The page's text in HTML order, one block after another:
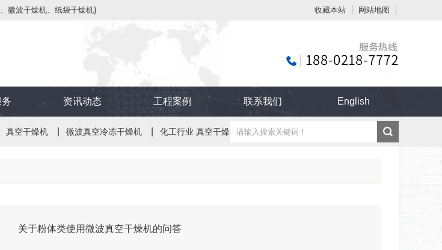
微波干燥机、纸袋干燥机} 收藏本站 网站地图
资讯动态 工程案例 联系我们 English
真空干燥机 微波真空冷冻干燥机 化工行业 真空干燥机 纸管 纸板 纸制品烘干机
关于粉体类使用微波真空干燥机的问答